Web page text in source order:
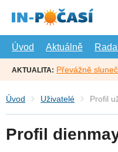
hlavní
Úvod
Aktuálně
AKTUALITA: Převážně
Úvod Uživatelé Profil
Profil